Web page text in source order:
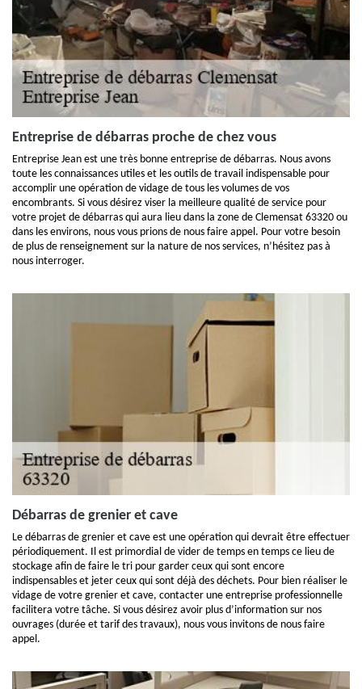
Entreprise de débarras proche de chez vous
Entreprise Jean est une très bonne entreprise de débarras. Nous avons
toute les connaissances utiles et les outils de travail indispensable pour
accomplir une opération de vidage de tous les volumes de vos
encombrants. Si vous désirez viser la meilleure qualité de service pour
votre projet de débarras qui aura lieu dans la zone de Clemensat 63320 ou
dans les environs, nous vous prions de nous faire appel. Pour votre besoin
de plus de renseignement sur la nature de nos services, n’hésitez pas à
nous interroger.
Débarras de grenier et cave
Le débarras de grenier et cave est une opération qui devrait être effectuer
périodiquement. Il est primordial de vider de temps en temps ce lieu de
stockage afin de faire le tri pour garder ceux qui sont encore
indispensables et jeter ceux qui sont déjà des déchets. Pour bien réaliser le
vidage de votre grenier et cave, contacter une entreprise professionnelle
facilitera votre tâche. Si vous désirez avoir plus d’information sur nos
ouvrages (durée et tarif des travaux), nous vous invitons de nous faire
appel.